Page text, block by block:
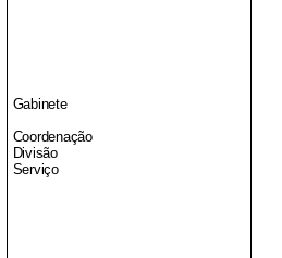
Gabinete
Coordenação
Divisão
Serviço